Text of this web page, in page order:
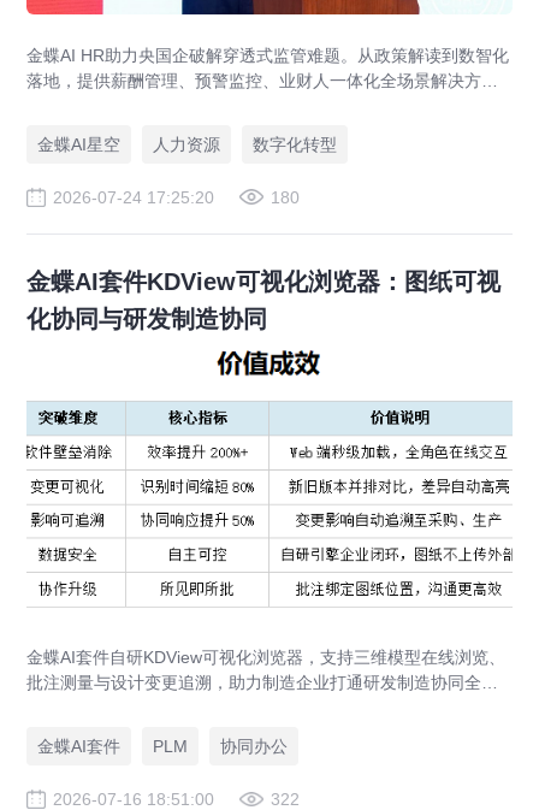
金蝶AI HR助力央国企破解穿透式监管难题。从政策解读到数智化
落地，提供薪酬管理、预警监控、业财人一体化全场景解决方
金蝶AI星空
人力资源 数字化转型
2026-07-24 17:25:20 180
金蝶AI套件KDView可视化浏览器：图纸可视
化协同与研发制造协同
金蝶AI套件自研KDView可视化浏览器，支持三维模型在线浏览、
批注测量与设计变更追溯，助力制造企业打通研发制造协同全链
金蝶AI套件
PLM 协同办公
2026-07-16 18:51:00 322